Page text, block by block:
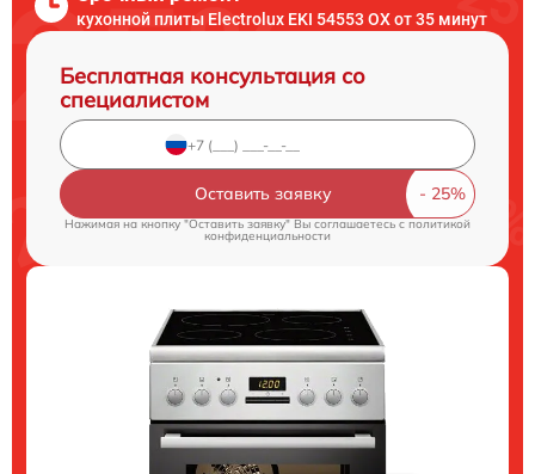
кухонной плиты Electrolux EKI 54553 OX от 35 минут
Бесплатная консультация со
специалистом
Оставить заявку
Нажимая на кнопку "Оставить заявку" Вы соглашаетесь cполитикой
конфиденциальности